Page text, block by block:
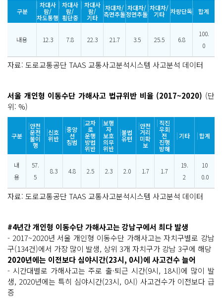
구분
차대사
람/
차도통행
차대사
람/
횡단중
차대사
람/
기타
차대차/
측면추돌
차대차/
정면추돌
차대차/
기타 차량단독 합계
내용 12.3 7.8 22.3 21.7 3.5 25.5 6.8
100.
0
자료: 도로교통공단 TAAS 교통사고분석시스템 사고분석 데이터
서울 개인형 이동수단 가해사고 법규위반 비율 (2017~2020) (단
위: %)
구분
안전
운전
불이
행
신호
위반
중앙
선
침범
교차
로
운행
방법
위반
보행
자
보호
의무
위반
불법
유턴
안전
거리
미확
보
직진
우회
전
진행
방해
기타 합계
내
용
57.
5
8.3 4.8 2.5 2.3 2.0 1.7 1.7
19.
2
10
0.0
자료: 도로교통공단 TAAS 교통사고분석시스템 사고분석 데이터
#4년간 개인형 이동수단 가해사고는 강남구에서 최다 발생
- 2017~2020년 서울 개인형 이동수단 가해사고는 자치구별로 강남
구(134건)에서 가장 많이 발생, 상위 3개 자치구가 강남 3구에 해당
2020년에는 이전보다 심야시간(23시, 0시)에 사고건수 늘어
- 시간대별로 가해사고는 주로 출·퇴근 시간(9시, 18시)에 많이 발
생, 2020년에는 특히 심야시간(23시, 0시) 사고건수가 이전보다 급
증